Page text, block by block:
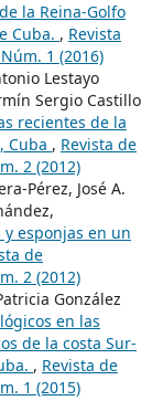
la Reina-Golfo
Cuba. , Revista
1 (2016)
Lestayo
Sergio Castillo
recientes de la
Cuba , Revista de
2 (2012)
Pérez, José A.
esponjas en un
de
2 (2012)
González
en las
de la costa Sur-
, Revista de
1 (2015)